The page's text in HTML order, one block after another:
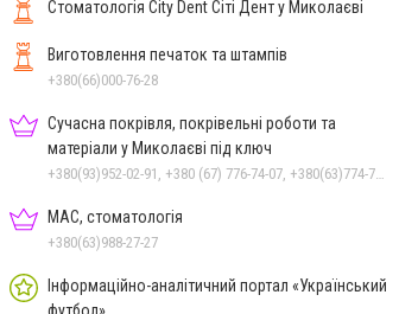
Стоматологія City Dent Сіті Дент у Миколаєві
Виготовлення печаток та штампів
+380(66)000-76-28
Сучасна покрівля, покрівельні роботи та
матеріали у Миколаєві під ключ
МАС, стоматологія
+380(63)988-27-27
Інформаційно-аналітичний портал «Український
футбол»